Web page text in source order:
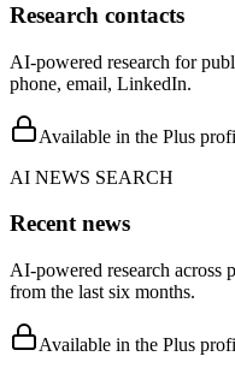
Research contacts
AI-powered research for
phone, email, LinkedIn.
Available in the Plus
AI NEWS SEARCH
Recent news
AI-powered research across
from the last six months.
Available in the Plus